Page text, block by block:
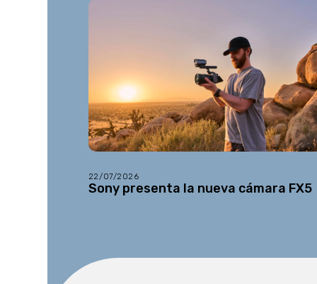
22/07/2026
Sony presenta la nueva cámara FX5